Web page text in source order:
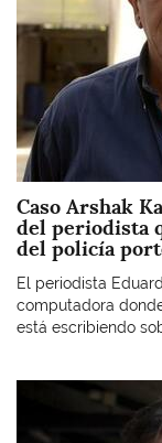
Caso Arshak
del periodista
del policía
El periodista
computadora
está escribiendo